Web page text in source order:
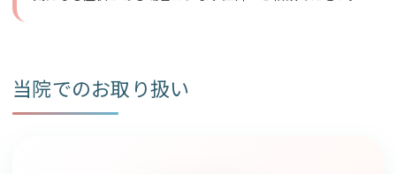
当院でのお取り扱い